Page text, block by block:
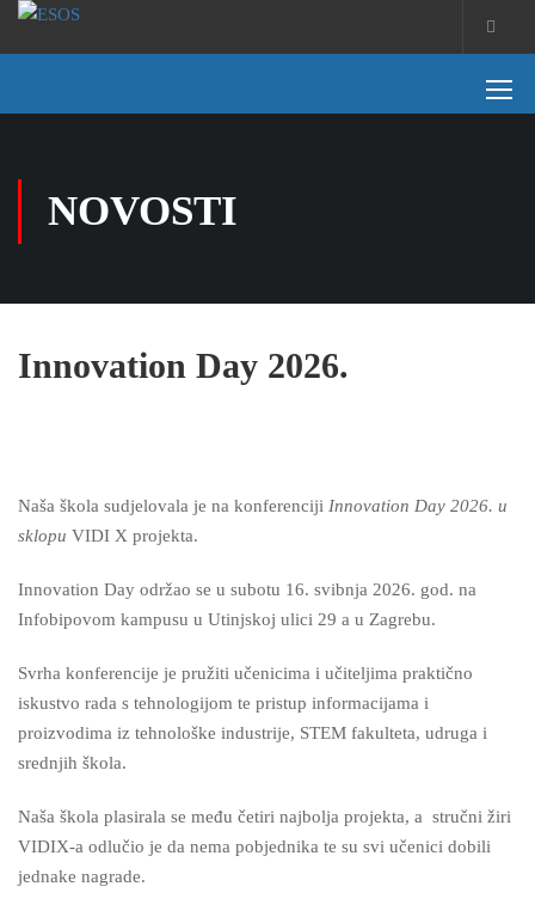
NOVOSTI
Innovation Day 2026.
Naša škola sudjelovala je na konferenciji Innovation Day 2026. u
sklopu VIDI X projekta.
Innovation Day održao se u subotu 16. svibnja 2026. god. na
Infobipovom kampusu u Utinjskoj ulici 29 a u Zagrebu.
Svrha konferencije je pružiti učenicima i učiteljima praktično
iskustvo rada s tehnologijom te pristup informacijama i
proizvodima iz tehnološke industrije, STEM fakulteta, udruga i
srednjih škola.
Naša škola plasirala se među četiri najbolja projekta, a stručni žiri
VIDIX-a odlučio je da nema pobjednika te su svi učenici dobili
jednake nagrade.